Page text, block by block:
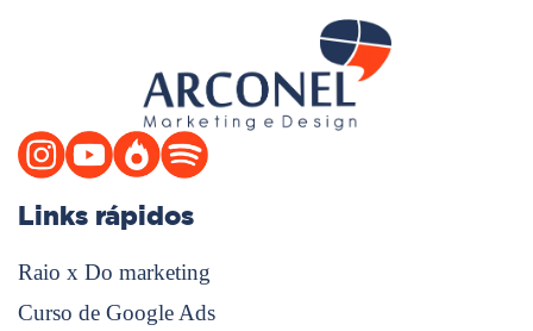
Links rápidos
Raio x Do marketing
Curso de Google Ads